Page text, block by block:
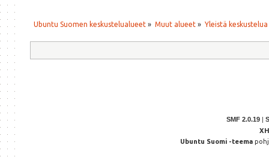
Ubuntu Suomen keskustelualueet » Muut alueet» Yleistä keskustelua
SMF 2.0.19 |
Ubuntu Suomi -teema